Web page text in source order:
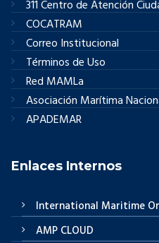
311 Centro de Atención
COCATRAM
Correo Institucional
Términos de Uso
Red MAMLa
Asociación Marítima
APADEMAR
Enlaces Internos
International Maritime
AMP CLOUD